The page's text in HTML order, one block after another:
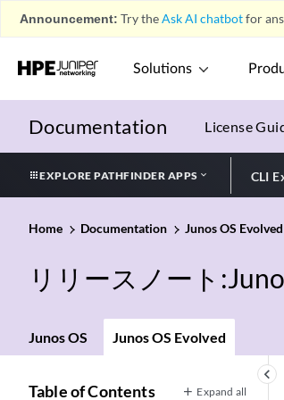
Announcement: Try theAsk AI chatbotfor
Solutions
Documentation License
EXPLORE PATHFINDER APPS CLI
Home Documentation Junos OS Evolved
リリースノート
Junos OS Junos OS Evolved
keyboard_arrow_left
Table of Contents Expand all